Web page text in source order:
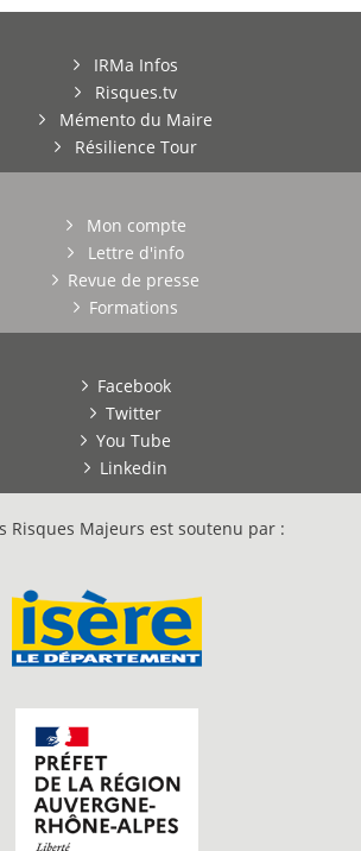
IRMa Infos
Risques.tv
Mémento du Maire
Résilience Tour
Mon compte
Lettre d'info
Revue de presse
Formations
Facebook
Twitter
You Tube
Linkedin
Risques Majeurs est soutenu par :